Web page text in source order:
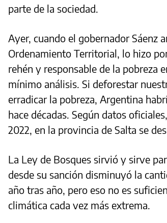
parte de la sociedad.
Ayer, cuando el gobernador Sáenz
Ordenamiento Territorial, lo hizo
rehén y responsable de la pobreza
mínimo análisis. Si deforestar
erradicar la pobreza, Argentina
hace décadas. Según datos
2022, en la provincia de Salta se
La Ley de Bosques sirvió y sirve
desde su sanción disminuyó la
año tras año, pero eso no es
climática cada vez más extrema.